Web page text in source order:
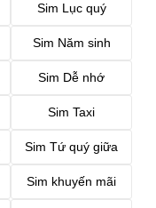
Sim Lục quý
Sim Năm sinh
Sim Dễ nhớ
Sim Taxi
Sim Tứ quý giữa
Sim khuyến mãi